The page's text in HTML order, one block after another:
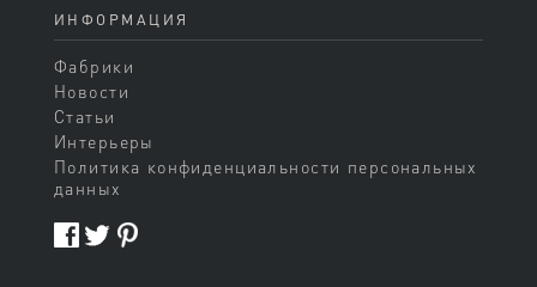
ИНФОРМАЦИЯ
Фабрики
Новости
Статьи
Интерьеры
Политика конфиденциальности персональных
данных